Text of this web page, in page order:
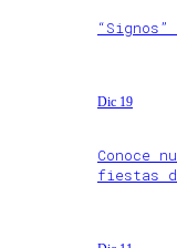
Dic 19
Conoce
fiestas